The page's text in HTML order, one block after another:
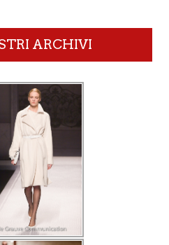
ARCHIVI